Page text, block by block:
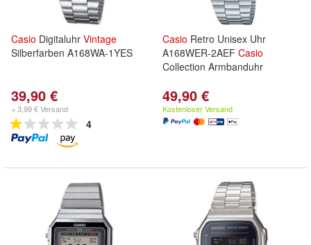
Casio Digitaluhr Vintage
Silberfarben A168WA-1YES
39,90 €
+ 3,99 € Versand
4
Casio Retro Unisex Uhr
A168WER-2AEF Casio
Collection Armbanduhr
49,90 €
Kostenloser Versand